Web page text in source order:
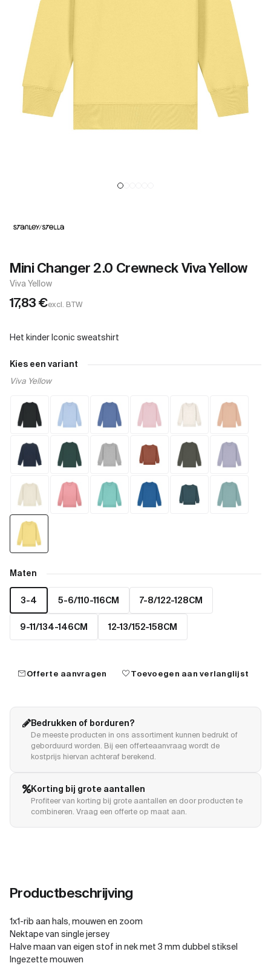
Mini Changer 2.0 Crewneck Viva Yellow
Viva Yellow
17,83€excl. BTW
Kies een variant
Viva Yellow
Maten
3-4 5-6/110-116CM 7-8/122-128CM
9-11/134-146CM 12-13/152-158CM
mailOfferte aanvragen favoriteToevoegen aan verlanglijst
Bedrukken of borduren?
De meeste producten in ons assortiment kunnen bedrukt of
geborduurd worden. Bij een offerteaanvraag wordt de
kostprijs hiervan achteraf berekend.
Korting bij grote aantallen
Profiteer van korting bij grote aantallen en door producten te
combineren. Vraag een offerte op maat aan.
Productbeschrijving
1x1-rib aan hals, mouwen en zoom
Nektape van single jersey
Halve maan van eigen stof in nek met 3 mm dubbel stiksel
Ingezette mouwen